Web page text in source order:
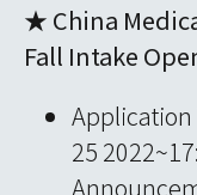
★ China
Fall Intake Op
25